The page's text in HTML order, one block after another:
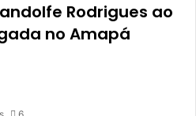
Rodrigues ao
no Amapá